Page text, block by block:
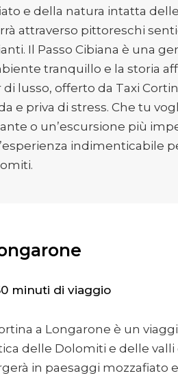
e della natura intatta
attraverso pittoreschi
Il Passo Cibiana è una
tranquillo e la storia
lusso, offerto da Taxi
e priva di stress. Che tu
o un’escursione più
indimenticabile
minuti di viaggio
a Longarone è un
delle Dolomiti e delle
in paesaggi mozzafiato